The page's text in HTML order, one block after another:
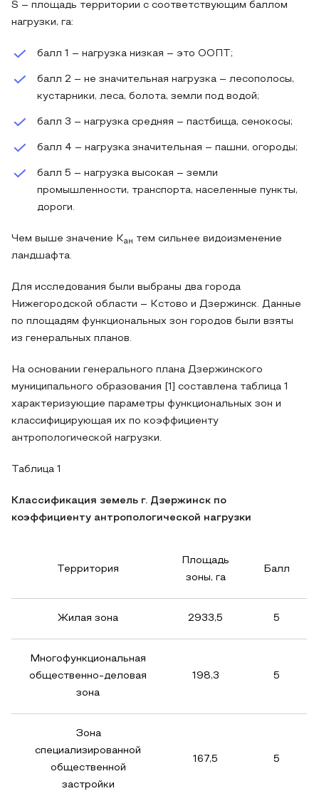
S – площадь территории с соответствующим баллом
нагрузки, га:
балл 1 – нагрузка низкая – это ООПТ;
балл 2 – не значительная нагрузка – лесополосы,
кустарники, леса, болота, земли под водой;
балл 3 – нагрузка средняя – пастбища, сенокосы;
балл 4 – нагрузка значительная – пашни, огороды;
балл 5 – нагрузка высокая – земли
промышленности, транспорта, населенные пункты,
дороги.
Чем выше значение Кан
тем сильнее видоизменение
ландшафта.
Для исследования были выбраны два города
Нижегородской области – Кстово и Дзержинск. Данные
по площадям функциональных зон городов были взяты
из генеральных планов.
На основании генерального плана Дзержинского
муниципального образования [1] составлена таблица 1
характеризующие параметры функциональных зон и
классифицирующая их по коэффициенту
антропологической нагрузки.
Таблица 1
Классификация земель г. Дзержинск по
коэффициенту антропологической нагрузки
Территория
Площадь
зоны, га
Балл
Жилая зона 2933,5 5
Многофункциональная
общественно-деловая
зона
198,3 5
Зона
специализированной
общественной
застройки
167,5 5